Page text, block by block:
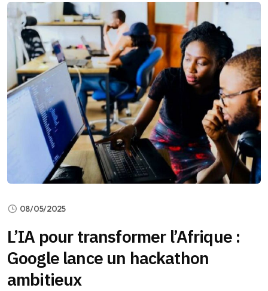
08/05/2025
L’IA pour transformer l’Afrique :
Google lance un hackathon
ambitieux